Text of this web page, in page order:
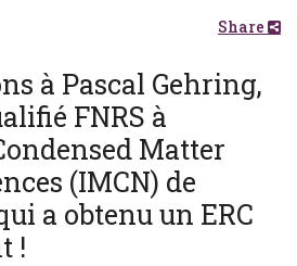
Share
à Pascal Gehring,
FNRS à
Matter
(IMCN) de
a obtenu un ERC
!